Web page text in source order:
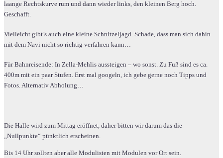
laange Rechtskurve rum und dann wieder links, den kleinen Berg hoch.
Geschafft.
Vielleicht gibt’s auch eine kleine Schnitzeljagd. Schade, dass man sich dahin
mit dem Navi nicht so richtig verfahren kann…
Für Bahnreisende: In Zella-Mehlis aussteigen – wo sonst. Zu Fuß sind es ca.
400m mit ein paar Stufen. Erst mal googeln, ich gebe gerne noch Tipps und
Fotos. Alternativ Abholung…
Die Halle wird zum Mittag eröffnet, daher bitten wir darum das die
„Nullpunkte“ pünktlich erscheinen.
Bis 14 Uhr sollten aber alle Modulisten mit Modulen vor Ort sein.